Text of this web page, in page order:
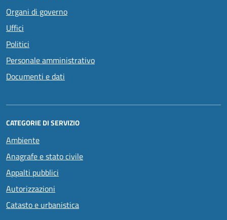
Organi di governo
Uffici
Politici
Personale amministrativo
Documenti e dati
CATEGORIE DI SERVIZIO
Ambiente
Anagrafe e stato civile
Appalti pubblici
Autorizzazioni
Catasto e urbanistica